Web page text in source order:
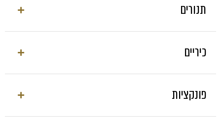
תנורים
כיריים
פונקציות